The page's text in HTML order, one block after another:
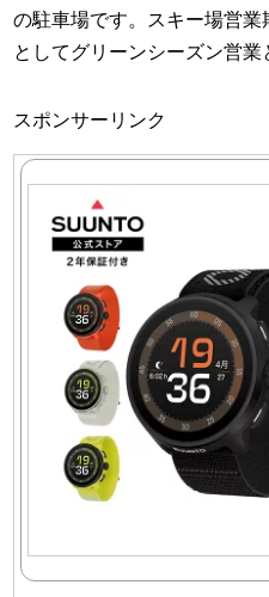
の駐車場です。スキー場営
としてグリーンシーズン営業
スポンサーリンク